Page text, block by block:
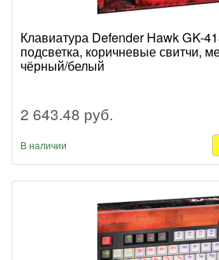
Клавиатура Defender Hawk GK-
подсветка, коричневые свитчи,
чёрный/белый
2 643.48 руб.
В наличии